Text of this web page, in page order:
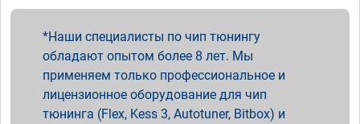
Наши специалисты по чип тюнингу
обладают опытом более 8 лет. Мы
применяем только профессиональное и
лицензионное оборудование для чип
тюнинга (Flex, Kess 3, Autotuner, Bitbox) и